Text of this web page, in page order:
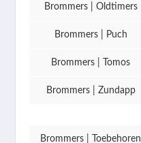
Brommers | Oldtimers
Brommers | Puch
Brommers | Tomos
Brommers | Zundapp
Brommers | Toebehoren